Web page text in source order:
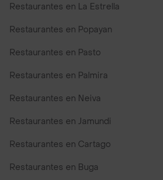
Restaurantes en La Estrella
Restaurantes en Popayan
Restaurantes en Pasto
Restaurantes en Palmira
Restaurantes en Neiva
Restaurantes en Jamundi
Restaurantes en Cartago
Restaurantes en Buga